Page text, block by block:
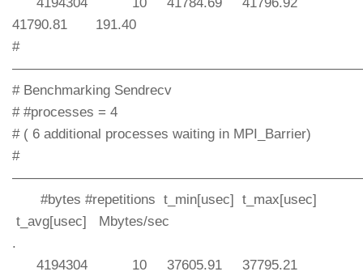
41790.81 191.40
#
—————————————————————————–
# Benchmarking Sendrecv
# #processes = 4
# ( 6 additional processes waiting in MPI_Barrier)
#
—————————————————————————–
#bytes #repetitions t_min[usec] t_max[usec]
t_avg[usec] Mbytes/sec
.
4194304 10 37605.91 37795.21